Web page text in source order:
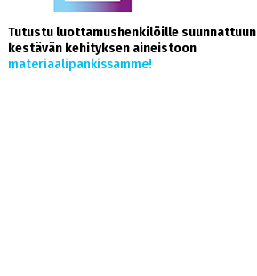
Tutustu luottamushenkilöille suunnattuun
kestävän kehityksen aineistoon
materiaalipankissamme!